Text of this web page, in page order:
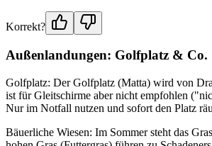
Korrekt?
Außenlandungen: Golfplatz & Co.
Golfplatz: Der Golfplatz (Matta) wird von
ist für Gleitschirme aber nicht empfohlen
Nur im Notfall nutzen und sofort den Platz
Bäuerliche Wiesen: Im Sommer steht das